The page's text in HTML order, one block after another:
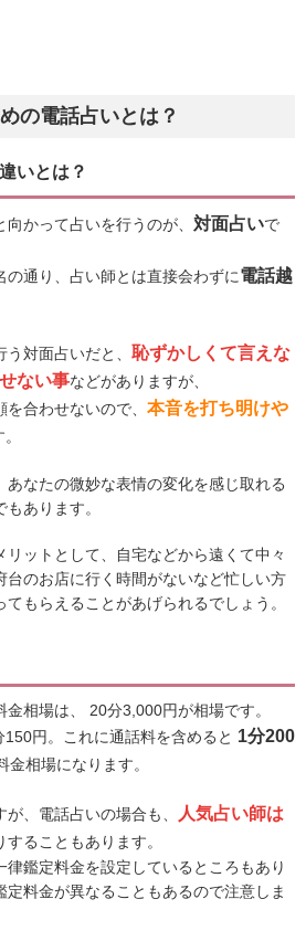
の電話占いとは？
いとは？
かって占いを行うのが、 対面占いで
の通り、占い師とは直接会わずに電話越
対面占いだと、 恥ずかしくて言えな
ない事などがありますが、
合わせないので、 本音を打ち明けや
なたの微妙な表情の変化を感じ取れる
あります。
リットとして、自宅などから遠くて中々
台のお店に行く時間がないなど忙しい方
もらえることがあげられるでしょう。
相場は、 20分3,000円が相場です。
円。これに通話料を含めると 1分200
相場になります。
、電話占いの場合も、
人気占い師は
することもあります。
鑑定料金を設定しているところもあり
定料金が異なることもあるので注意しま